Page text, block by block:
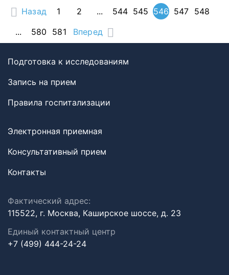
Назад 1 2 ... 544 545 546 547 548
...
580 581 Вперед
Подготовка к исследованиям
Запись на прием
Правила госпитализации
Электронная приемная
Консультативный прием
Контакты
Фактический адрес:
115522, г. Москва, Каширское шоссе, д. 23
Единый контактный центр
+7 (499) 444-24-24